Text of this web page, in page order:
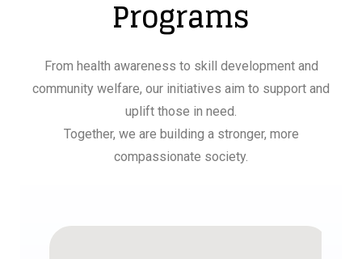
Programs
From health awareness to skill development and
community welfare, our initiatives aim to support and
uplift those in need.
Together, we are building a stronger, more
compassionate society.